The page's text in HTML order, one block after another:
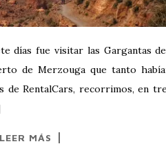
días fue visitar las Gargantas
de Merzouga que tanto
de RentalCars, recorrimos, en
LEER MÁS